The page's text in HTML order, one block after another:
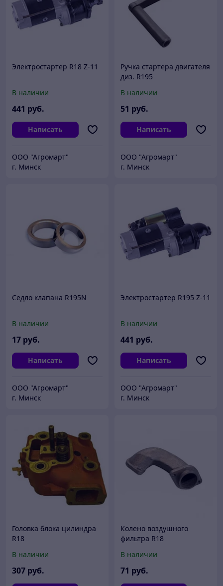
Электростартер R18 Z-11
В наличии
441 руб.
Написать
ООО "Агромарт"
г. Минск
Ручка стартера двигателя
диз. R195
В наличии
51 руб.
Написать
ООО "Агромарт"
г. Минск
Седло клапана R195N
В наличии
17 руб.
Написать
ООО "Агромарт"
г. Минск
Электростартер R195 Z-11
В наличии
441 руб.
Написать
ООО "Агромарт"
г. Минск
Головка блока цилиндра
R18
В наличии
307 руб.
Колено воздушного
фильтра R18
В наличии
71 руб.